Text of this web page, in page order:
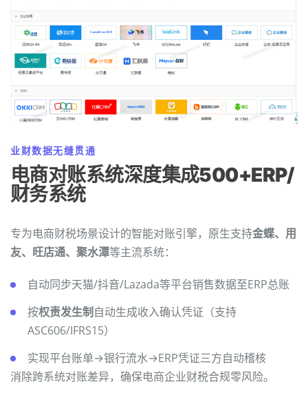
业财数据无缝贯通
电商对账系统深度集成500+ERP/
财务系统
专为电商财税场景设计的智能对账引擎，原生支持金蝶、用
友、旺店通、聚水潭等主流系统：
自动同步天猫/抖音/Lazada等平台销售数据至ERP总账
按权责发生制 自动生成收入确认凭证（支持
ASC606/IFRS15）
实现平台账单→银行流水→ERP凭证三方自动稽核
消除跨系统对账差异，确保电商企业财税合规零风险。